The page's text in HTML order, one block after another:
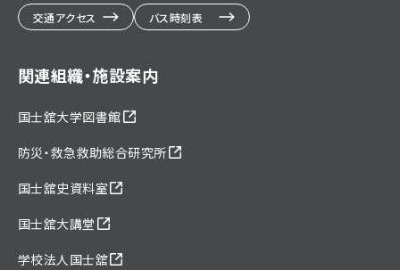
交通アクセス バス時刻表
関連組織・施設案内
国士舘大学図書館
防災・救急救助総合研究所
国士舘史資料室
国士舘大講堂
学校法人国士舘